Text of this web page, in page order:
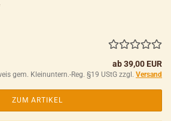
ab 39,00 EUR
gem. Kleinuntern.-Reg. §19 UStG zzgl. Versand
ZUM ARTIKEL